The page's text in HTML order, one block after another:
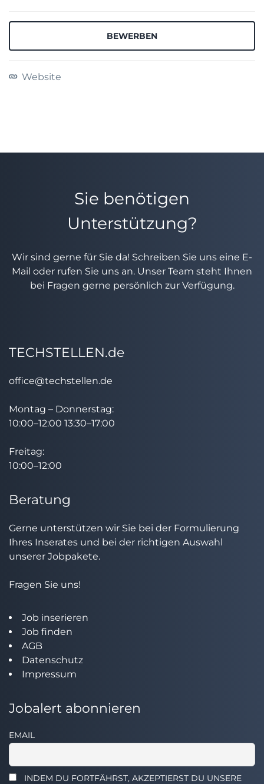
BEWERBEN
Website
Sie benötigen
Unterstützung?
Wir sind gerne für Sie da! Schreiben Sie uns eine E-
Mail oder rufen Sie uns an. Unser Team steht Ihnen
bei Fragen gerne persönlich zur Verfügung.
TECHSTELLEN.de
office@techstellen.de
Montag – Donnerstag:
10:00–12:00 13:30–17:00
Freitag:
10:00–12:00
Beratung
Gerne unterstützen wir Sie bei der Formulierung
Ihres Inserates und bei der richtigen Auswahl
unserer Jobpakete.
Fragen Sie uns!
Job inserieren
Job finden
AGB
Datenschutz
Impressum
Jobalert abonnieren
EMAIL
INDEM DU FORTFÄHRST, AKZEPTIERST DU UNSERE